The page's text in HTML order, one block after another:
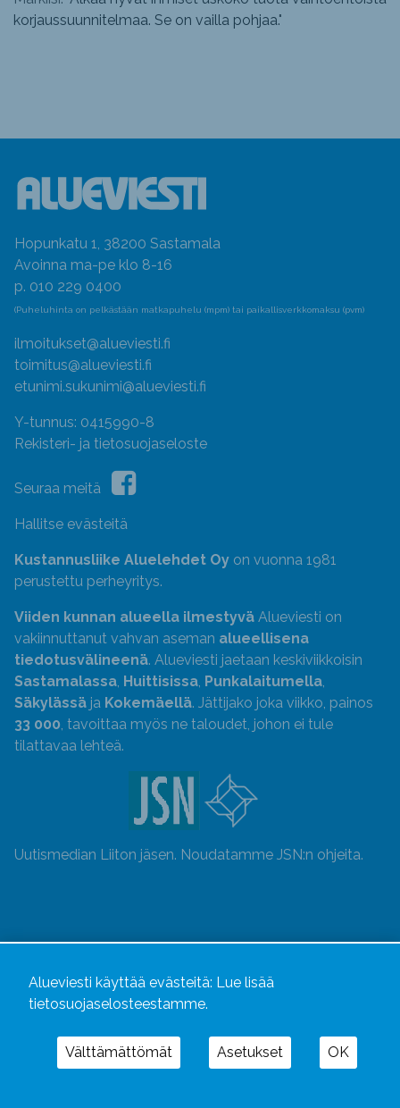
korjaussuunnitelmaa. Se on vailla pohjaa."
Hopunkatu 1, 38200 Sastamala
Avoinna ma-pe klo 8-16
p. 010 229 0400
(Puheluhinta on pelkästään matkapuhelu (mpm) tai paikallisverkkomaksu (pvm)
ilmoitukset@alueviesti.fi
toimitus@alueviesti.fi
etunimi.sukunimi@alueviesti.fi
Y-tunnus: 0415990-8
Rekisteri- ja tietosuojaseloste
Seuraa meitä
Hallitse evästeitä
Kustannusliike Aluelehdet Oy on vuonna 1981
perustettu perheyritys.
Viiden kunnan alueella ilmestyvä Alueviesti on
vakiinnuttanut vahvan aseman alueellisena
tiedotusvälineenä. Alueviesti jaetaan keskiviikkoisin
Sastamalassa, Huittisissa, Punkalaitumella,
Säkylässä ja Kokemäellä. Jättijako joka viikko, painos
33 000, tavoittaa myös ne taloudet, johon ei tule
tilattavaa lehteä.
Uutismedian Liiton jäsen. Noudatamme JSN:n ohjeita.
Alueviesti käyttää evästeitä: Lue lisää
tietosuojaselosteestamme.
Välttämättömät Asetukset OK